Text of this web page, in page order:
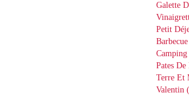
Galette
Petit
Barbecue
Camping
Pates
Terre Et
Valentin